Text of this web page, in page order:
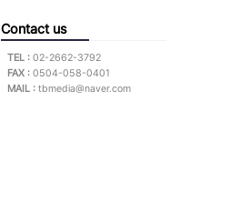
Contact us
TEL : 02-2662-3792
FAX : 0504-058-0401
MAIL : tbmedia@naver.com